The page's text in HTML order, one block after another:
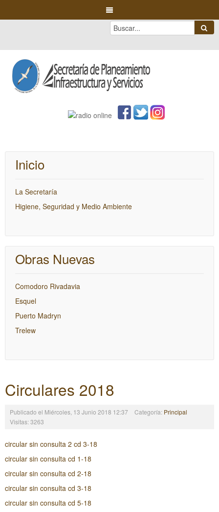
Inicio
La Secretaría
Higiene, Seguridad y Medio Ambiente
Obras Nuevas
Comodoro Rivadavia
Esquel
Puerto Madryn
Trelew
Circulares 2018
Publicado el Miércoles, 13 Junio 2018 12:37 Categoría: Principal
Visitas: 3263
circular sin consulta 2 cd 3-18
circular sin consulta cd 1-18
circular sin consulta cd 2-18
circular sin consulta cd 3-18
circular sin consulta cd 5-18